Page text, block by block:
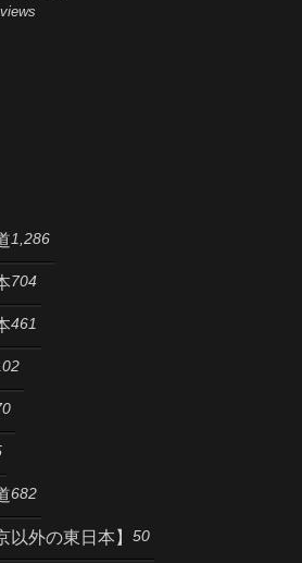
1,286
704
461
682
外の東日本】 50